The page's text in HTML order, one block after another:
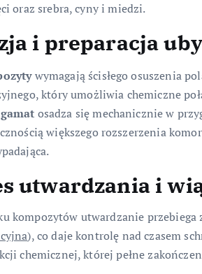
oraz srebra, cyny i miedzi.
i preparacja
wymagają ścisłego osuszenia
który umożliwia chemiczne
osadza się mechanicznie w
większego rozszerzenia
utwardzania i
kompozytów utwardzanie przebiega
), co daje kontrolę nad czasem
chemicznej, której pełne